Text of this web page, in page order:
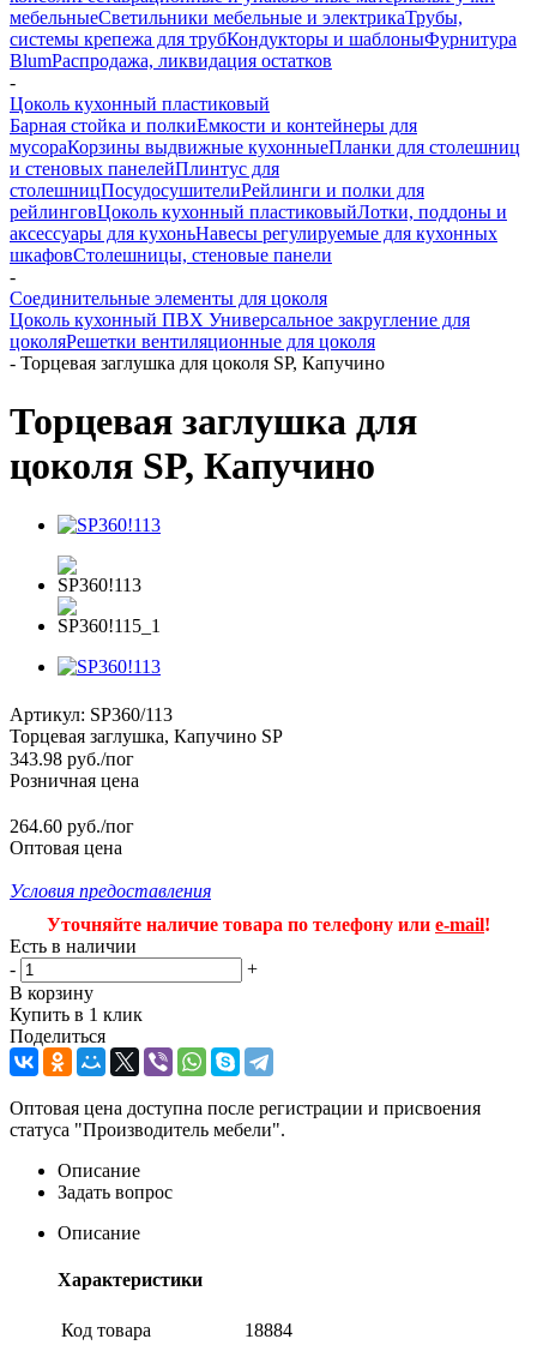
мебельныеСветильники мебельные и электрикаТрубы,
системы крепежа для трубКондукторы и шаблоныФурнитура
BlumРаспродажа, ликвидация остатков
-
Цоколь кухонный пластиковый
Барная стойка и полкиЕмкости и контейнеры для
мусораКорзины выдвижные кухонныеПланки для столешниц
и стеновых панелейПлинтус для
столешницПосудосушителиРейлинги и полки для
рейлинговЦоколь кухонный пластиковыйЛотки, поддоны и
аксессуары для кухоньНавесы регулируемые для кухонных
шкафовСтолешницы, стеновые панели
-
Соединительные элементы для цоколя
Цоколь кухонный ПВХ Универсальное закругление для
цоколяРешетки вентиляционные для цоколя
- Торцевая заглушка для цоколя SP, Капучино
Торцевая заглушка для
цоколя SP, Капучино
Артикул: SP360/113
Торцевая заглушка, Капучино SP
343.98 руб./пог
Розничная цена
264.60 руб./пог
Оптовая цена
Условия предоставления
Уточняйте наличие товара по телефону или e-mail!
Есть в наличии
-
+
В корзину
Купить в 1 клик
Поделиться
Оптовая цена доступна после регистрации и присвоения
статуса "Производитель мебели".
Описание
Задать вопрос
Описание
Характеристики
Код товара
18884